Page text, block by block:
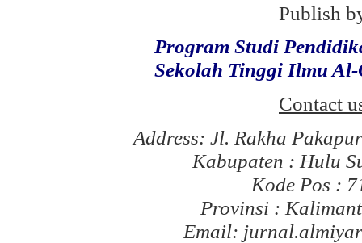
Publish
Program Studi
Sekolah Tinggi Ilmu
Contact
Address: Jl. Rakha
Kabupaten : Hulu
Kode Pos :
Provinsi :
Email: